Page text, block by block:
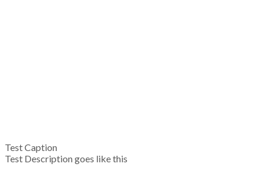
Test Caption
Test Description goes like this